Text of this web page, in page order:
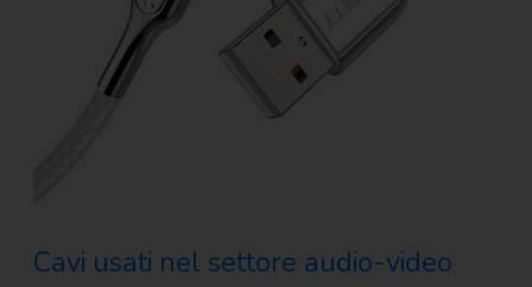
Cavi usati nel settore audio-video